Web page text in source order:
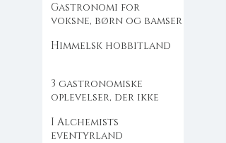
Gastronomi for
voksne, børn og bamser
Himmelsk hobbitland
3 gastronomiske
oplevelser, der ikke
I Alchemists
eventyrland